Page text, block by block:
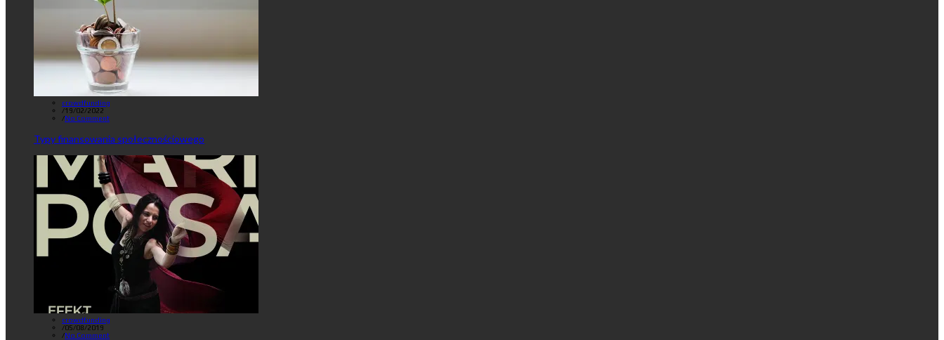
crowdfunding
/19/02/2022
/No Comment
Typy finansowania społecznościowego
crowdfunding
/05/08/2019
/No Comment